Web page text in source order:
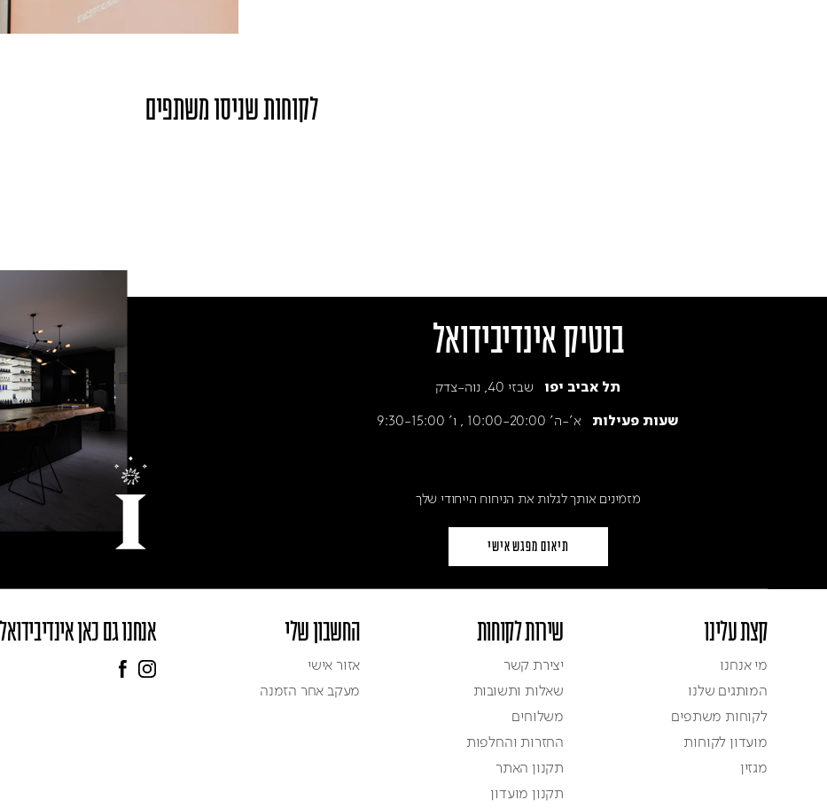
לקוחות שניסו משתפים
בוטיק אינדיבידואל
תל אביב יפו שבזי 40, נוה-צדק
שעות פעילות א׳-ה׳ 10:00-20:00 , ו' 9:30-15:00
מזמינים אותך לגלות את הניחוח הייחודי שלך
תיאום מפגש אישי
קצת עלינו
מי אנחנו
המותגים שלנו
לקוחות משתפים
מועדון לקוחות
מגזין
שירות לקוחות
יצירת קשר
שאלות ותשובות
משלוחים
החזרות והחלפות
תקנון האתר
תקנון מועדון
החשבון שלי
אזור אישי
מעקב אחר הזמנה
אנחנו גם כאן אינדיבידואל